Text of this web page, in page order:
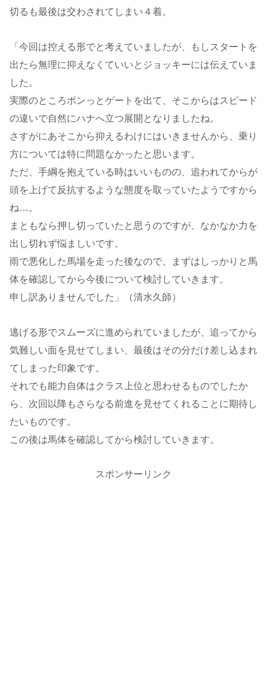
切るも最後は交わされてしまい４着。
「今回は控える形でと考えていましたが、もしスタートを
出たら無理に抑えなくていいとジョッキーには伝えていま
した。
実際のところポンっとゲートを出て、そこからはスピード
の違いで自然にハナへ立つ展開となりましたね。
さすがにあそこから抑えるわけにはいきませんから、乗り
方については特に問題なかったと思います。
ただ、手綱を抱えている時はいいものの、追われてからが
頭を上げて反抗するような態度を取っていたようですから
ね…。
まともなら押し切っていたと思うのですが、なかなか力を
出し切れず悩ましいです。
雨で悪化した馬場を走った後なので、まずはしっかりと馬
体を確認してから今後について検討していきます。
申し訳ありませんでした」（清水久師）
逃げる形でスムーズに進められていましたが、追ってから
気難しい面を見せてしまい、最後はその分だけ差し込まれ
てしまった印象です。
それでも能力自体はクラス上位と思わせるものでしたか
ら、次回以降もさらなる前進を見せてくれることに期待し
たいものです。
この後は馬体を確認してから検討していきます。
スポンサーリンク